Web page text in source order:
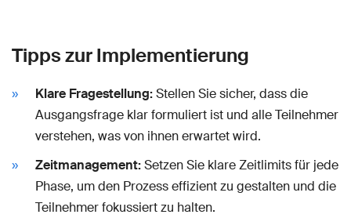
Tipps zur Implementierung
Klare Fragestellung:Stellen Sie sicher, dass die
Ausgangsfrage klar formuliert ist und alle Teilnehmer
verstehen, was von ihnen erwartet wird.
Zeitmanagement:Setzen Sie klare Zeitlimits für jede
Phase, um den Prozess effizient zu gestalten und die
Teilnehmer fokussiert zu halten.